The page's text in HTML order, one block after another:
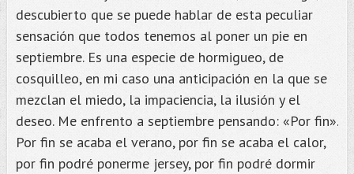
descubierto que se puede hablar de esta peculiar
sensación que todos tenemos al poner un pie en
septiembre. Es una especie de hormigueo, de
cosquilleo, en mi caso una anticipación en la que se
mezclan el miedo, la impaciencia, la ilusión y el
deseo. Me enfrento a septiembre pensando: «Por fin».
Por fin se acaba el verano, por fin se acaba el calor,
por fin podré ponerme jersey, por fin podré dormir